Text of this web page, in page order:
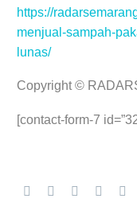
https://
menjual-sampah-
lunas/
Copyright ©
[contact-form-7